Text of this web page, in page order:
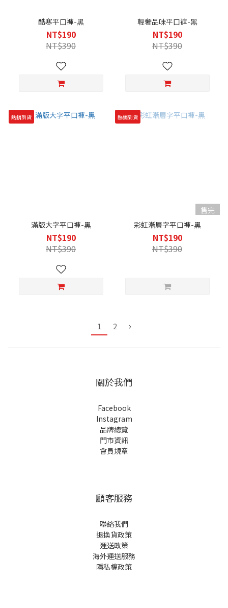
酷寒平口褲-黑
NT$190
NT$390
輕奢品味平口褲-黑
NT$190
NT$390
熱銷到貨
滿版大字平口褲-黑
NT$190
NT$390
熱銷到貨
售完
彩虹漸層字平口褲-黑
NT$190
NT$390
1 2
關於我們
Facebook
Instagram
品牌總覽
門市資訊
會員規章
顧客服務
聯絡我們
退換貨政策
運送政策
海外運送服務
隱私權政策